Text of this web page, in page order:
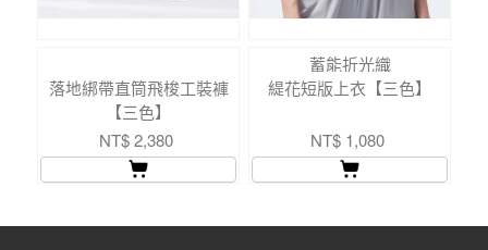
落地綁帶直筒飛梭工裝褲
【三色】
NT$ 2,380
蓄能折光織
緹花短版上衣【三色】
NT$ 1,080